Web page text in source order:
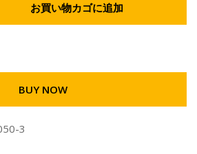
お買い物カゴに追加
BUY NOW
3